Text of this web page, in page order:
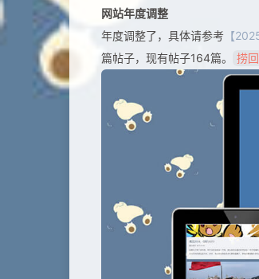
网站年度调整
年度调整了，具体请参考 【
篇帖子，现有帖子164篇。
捞